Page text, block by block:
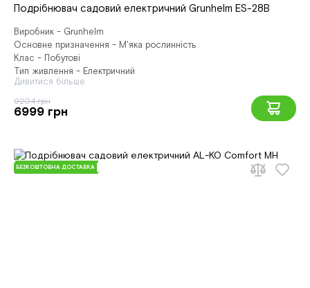
Подрібнювач садовий електричний Grunhelm ES-28B
Виробник - Grunhelm
Основне призначення - М'яка рослинність
Клас - Побутові
Тип живлення - Електричний
Дивитися більше
9204 грн
6999 грн
БЕЗКОШТОВНА ДОСТАВКА